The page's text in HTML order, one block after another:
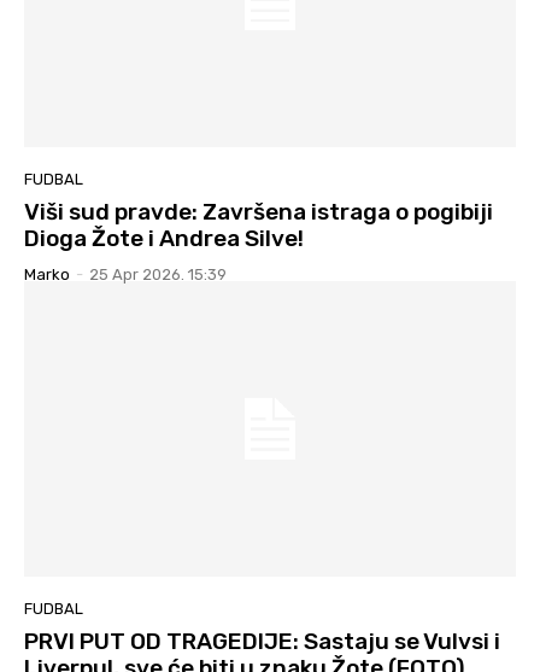
FUDBAL
Viši sud pravde: Završena istraga o pogibiji
Dioga Žote i Andrea Silve!
Marko - 25 Apr 2026. 15:39
FUDBAL
PRVI PUT OD TRAGEDIJE: Sastaju se Vulvsi i